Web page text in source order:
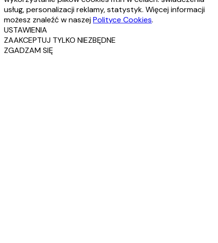
usług, personalizacji reklamy, statystyk. Więcej informacji
możesz znaleźć w naszejPolityce Cookies.
USTAWIENIA
ZAAKCEPTUJ TYLKO NIEZBĘDNE
ZGADZAM SIĘ